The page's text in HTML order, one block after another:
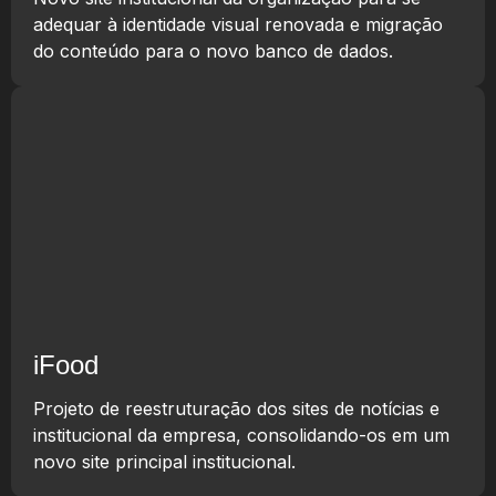
adequar à identidade visual renovada e migração
do conteúdo para o novo banco de dados.
iFood
Projeto de reestruturação dos sites de notícias e
institucional da empresa, consolidando-os em um
novo site principal institucional.